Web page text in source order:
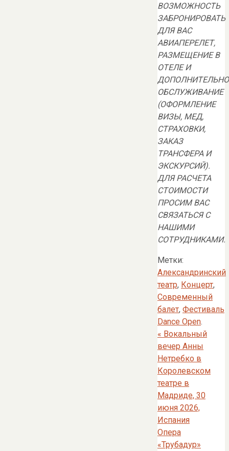
ВОЗМОЖНОСТЬ
ЗАБРОНИРОВАТЬ
ДЛЯ ВАС
АВИАПЕРЕЛЕТ,
РАЗМЕЩЕНИЕ В
ОТЕЛЕ И
ОБСЛУЖИВАНИЕ
(ОФОРМЛЕНИЕ
ВИЗЫ, МЕД,
СТРАХОВКИ,
ЗАКАЗ
ТРАНСФЕРА И
ЭКСКУРСИЙ).
ДЛЯ РАСЧЕТА
СТОИМОСТИ
ПРОСИМ ВАС
СВЯЗАТЬСЯ С
НАШИМИ
СОТРУДНИКАМИ.
Метки:
Александринский
театр, Концерт,
Современный
балет, Фестиваль
Dance Open.
« Вокальный
вечер Анны
Нетребко в
Королевском
театре в
Мадриде, 30
июня 2026,
Испания
Опера
«Трубадур»